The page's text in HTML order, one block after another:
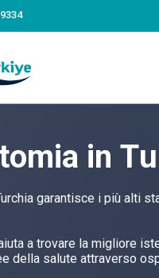
in
garantisce i più alti
a trovare la migliore
della salute attraverso